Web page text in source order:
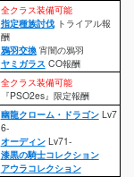
全クラス装備可能
指定種族討伐トライアル報
酬
鴉羽交換宵闇の鴉羽
ヤミガラス CO報酬
全クラス装備可能
『PSO2es』限定報酬
幽龍クローム・ドラゴンLv7
6-
オーディンLv71-
漆黒の騎士コレクション
アウラコレクション